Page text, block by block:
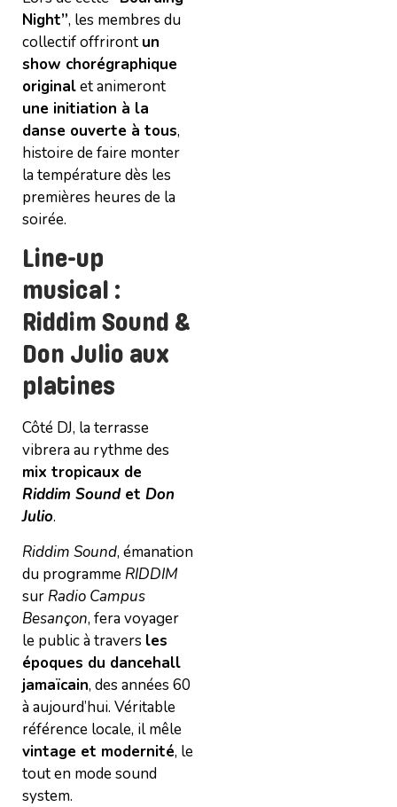
Night”, les membres du
collectif offriront un
show chorégraphique
originalet animeront
une initiation à la
danse ouverte à tous,
histoire de faire monter
la température dès les
premières heures de la
soirée.
Line-up
musical :
Riddim Sound &
Don Julio aux
platines
Côté DJ, la terrasse
vibrera au rythme des
mix tropicaux de
Riddim Soundet Don
Julio.
Riddim Sound, émanation
du programme RIDDIM
sur Radio Campus
Besançon, fera voyager
le public à travers les
époques du dancehall
jamaïcain, des années 60
à aujourd’hui. Véritable
référence locale, il mêle
vintage et modernité, le
tout en mode sound
system.